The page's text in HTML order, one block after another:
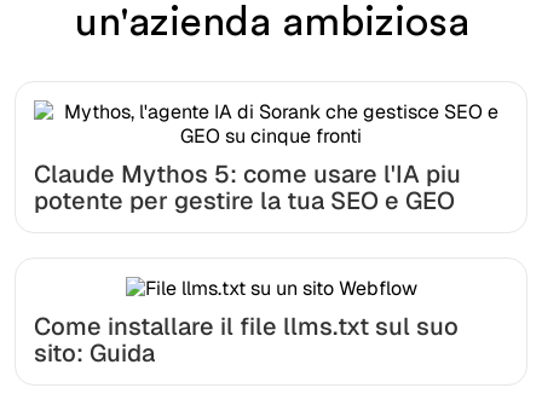
un'azienda ambiziosa
Claude Mythos 5: come usare l'IA piu
potente per gestire la tua SEO e GEO
Come installare il file llms.txt sul suo
sito: Guida